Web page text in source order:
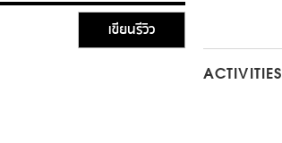
เขียนรีวิว
ACTIVITIES